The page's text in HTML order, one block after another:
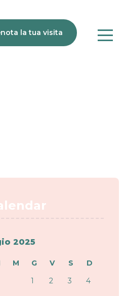
la tua visita
2025
M G V S
D
1
2 3 4